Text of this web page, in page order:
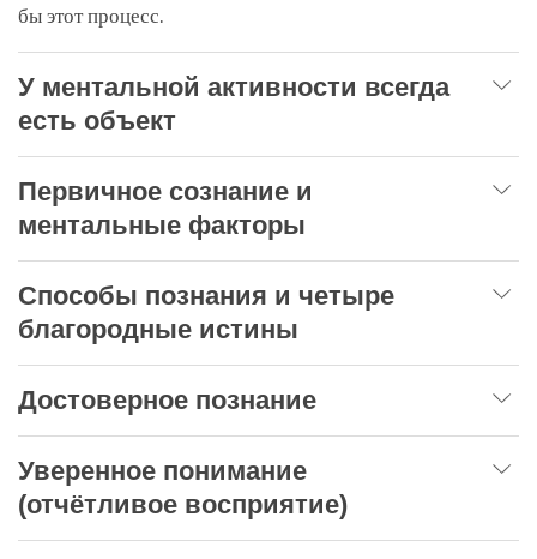
бы этот процесс.
У ментальной активности всегда
есть объект
Первичное сознание и
ментальные факторы
Способы познания и четыре
благородные истины
Достоверное познание
Уверенное понимание
(отчётливое восприятие)